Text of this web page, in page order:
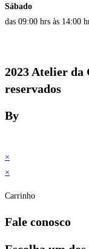
Sábado
das 09:00 hrs às 14:00
2023 Atelier da
reservados
By
×
×
Carrinho
Fale conosco